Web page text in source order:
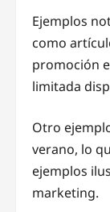
Ejemplos
como
promoción
limitada
Otro
verano, lo
ejemplos
marketing.